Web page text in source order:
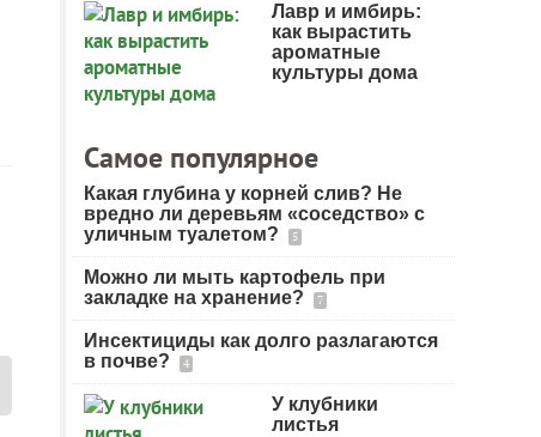
Лавр и имбирь:
как вырастить
ароматные
культуры дома
Самое популярное
Какая глубина у корней слив? Не
вредно ли деревьям «соседство» с
уличным туалетом?
5
Можно ли мыть картофель при
закладке на хранение?
7
Инсектициды как долго разлагаются
в почве?
4
У клубники
листья